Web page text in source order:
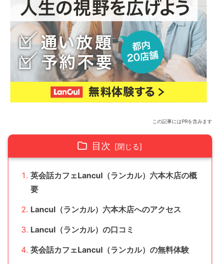
この記事にはPRを含みます
目次
英会話カフェLancul（ランカル）六本木店の概
要
Lancul（ランカル）六本木店へのアクセス
Lancul（ランカル）の口コミ
英会話カフェLancul（ランカル）の無料体験